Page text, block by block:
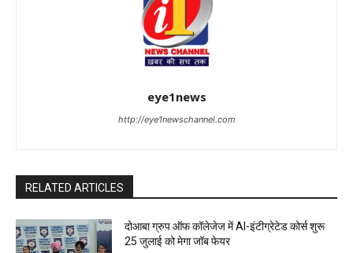
eye1news
http://eye1newschannel.com
RELATED ARTICLES
दोआबा ग्रुप ऑफ कॉलेजेज में AI-इंटीग्रेटेड कोर्स शुरू
25 जुलाई को मेगा जॉब फेयर